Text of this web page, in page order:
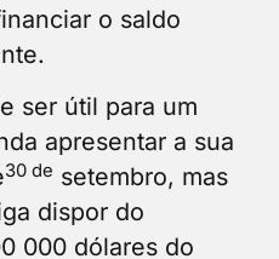
o saldo
ser útil para um
apresentar a sua
30 de setembro, mas
dispor do
000 dólares do